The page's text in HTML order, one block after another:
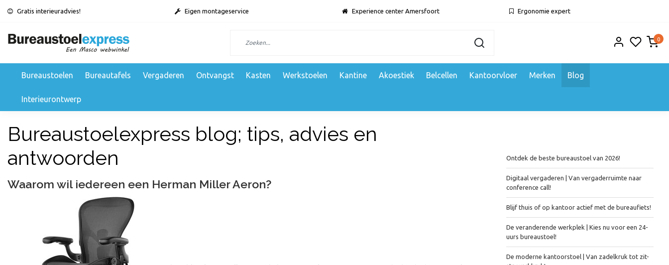
Gratis interieuradvies! Eigen montageservice Experience center Amersfoort Ergonomie expert
0
Bureaustoelen Bureautafels Vergaderen Ontvangst Kasten Werkstoelen Kantine Akoestiek Belcellen Kantoorvloer Merken Blog
Interieurontwerp
Bureaustoelexpress blog; tips, advies en
antwoorden
Waarom wil iedereen een Herman Miller Aeron?
Ontdek de beste bureaustoel van 2026!
Digitaal vergaderen | Van vergaderruimte naar
conference call!
Blijf thuis of op kantoor actief met de bureaufiets!
De veranderende werkplek | Kies nu voor een 24-
uurs bureaustoel!
De moderne kantoorstoel | Van zadelkruk tot zit-